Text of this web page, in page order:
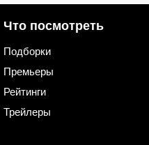
Что посмотреть
Подборки
Премьеры
Рейтинги
Трейлеры